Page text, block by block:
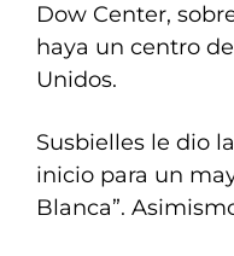
Dow Center,
haya un centro
Unidos.
Susbielles le dio
inicio para un
Blanca”.